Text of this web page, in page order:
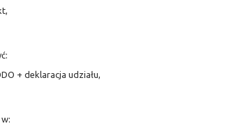
+ deklaracja udziału,